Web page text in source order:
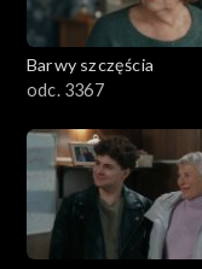
Barwy szczęścia
odc. 3367